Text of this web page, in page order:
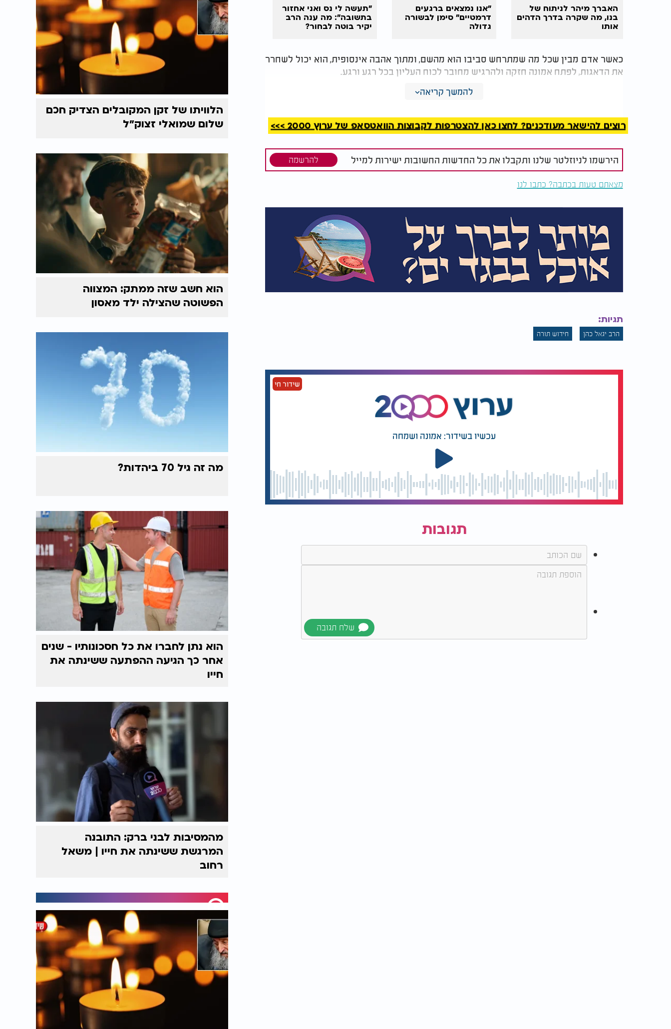
האברך מיהר לניתוח של
בנו, מה שקרה בדרך הדהים
אותו
"אנו נמצאים ברגעים
דרמטיים" סימן לבשורה
גדולה
"תעשה לי נס ואני אחזור
בתשובה": מה ענה הרב
יקיר בוטה לבחור?
כאשר אדם מבין שכל מה שמתרחש סביבו הוא מהשם, ומתוך אהבה אינסופית, הוא יכול לשחרר
את הדאגות, לפתח אמונה חזקה ולהרגיש מחובר לכוח העליון בכל רגע ורגע.
כמו שמסביר הרב כהן שליט"א, עלינו להאמין בכוונה הטובה של השם בכל צעד בדרך, לדעת
והרוחנית, כדי שנתפתח ונתעלה בכל תחום.
להמשך קריאה
רוצים להישאר מעודכנים? לחצו כאן להצטרפות לקבוצות הוואטסאפ של ערוץ 2000 >>>
הירשמו לניוזלטר שלנו ותקבלו את כל החדשות החשובות ישירות למייל להרשמה
מצאתם טעות בכתבה? כתבו לנו
תגיות:
הרב יגאל כהן חידוש תורה
שידור חי
עכשיו בשידור: אמונה ושמחה
תגובות
הלוויתו של זקן המקובלים הצדיק חכם
שלום שמואלי זצוק״ל
הוא חשב שזה ממתק: המצווה
הפשוטה שהצילה ילד מאסון
מה זה גיל 70 ביהדות?
הוא נתן לחברו את כל חסכונותיו - שנים
אחר כך הגיעה ההפתעה ששינתה את
חייו
מהמסיבות לבני ברק: התובנה
המרגשת ששינתה את חייו | משאל
רחוב